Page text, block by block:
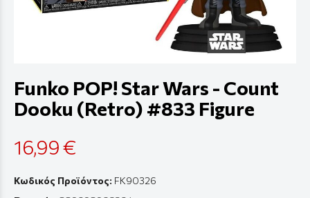
Funko POP! Star Wars - Count
Dooku (Retro) #833 Figure
16,99 €
Κωδικός Προϊόντος: FK90326